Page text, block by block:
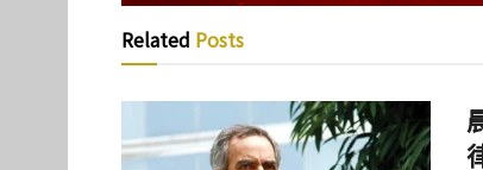
Related Posts